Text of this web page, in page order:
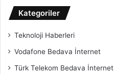
Kategoriler
Teknoloji Haberleri
Vodafone Bedava İnternet
Türk Telekom Bedava İnternet